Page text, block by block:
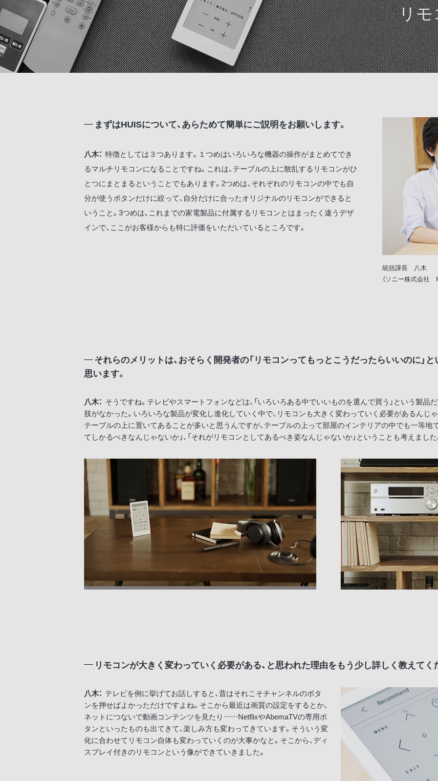
リモ
統括課長 八木
（ソニー株式会社
まずはHUISについて、あらためて簡単にご説明をお願いします。
八木： 特徴としては３つあります。１つめはいろいろな機器の操作がまとめてでき
るマルチリモコンになることですね。これは、テーブルの上に散乱するリモコンがひ
とつにまとまるということでもあります。2つめは、それぞれのリモコンの中でも自
分が使うボタンだけに絞って、自分だけに合ったオリジナルのリモコンができると
いうこと。3つめは、これまでの家電製品に付属するリモコンとはまったく違うデザ
インで、ここがお客様からも特に評価をいただいているところです。
それらのメリットは、おそらく開発者の「リモコンってもっとこうだったらいいのに」
思います。
八木： そうですね。テレビやスマートフォンなどは、「いろいろある中でいいものを選んで買う」という製品
肢がなかった。いろいろな製品が変化し進化していく中で、リモコンも大きく変わっていく必要があるんじ
テーブルの上に置いてあることが多いと思うんですが、テーブルの上って部屋のインテリアの中でも一等地
てしかるべきなんじゃないか」、「それがリモコンとしてあるべき姿なんじゃないか」ということも考えました
リモコンが大きく変わっていく必要がある、と思われた理由をもう少し詳しく教えてく
八木： テレビを例に挙げてお話しすると、昔はそれこそチャンネルのボタ
ンを押せばよかっただけですよね。そこから最近は画質の設定をするとか、
ネットにつないで動画コンテンツを見たり……NetflixやAbemaTVの専用ボ
タンといったものも出てきて、楽しみ方も変わってきています。そういう変
化に合わせてリモコン自体も変わっていくのが大事かなと。そこから、ディ
スプレイ付きのリモコンという像ができていきました。